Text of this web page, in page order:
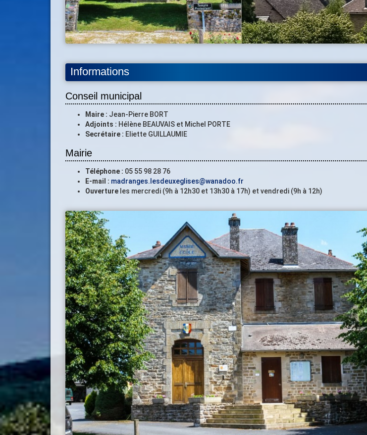
Informations
Conseil municipal
Maire : Jean-Pierre BORT
Adjoints : Hélène BEAUVAIS et Michel PORTE
Secrétaire : Eliette GUILLAUMIE
Mairie
Téléphone : 05 55 98 28 76
E-mail : madranges.lesdeuxeglises@wanadoo.fr
Ouverture les mercredi (9h à 12h30 et 13h30 à 17h) et vendredi (9h à 12h)